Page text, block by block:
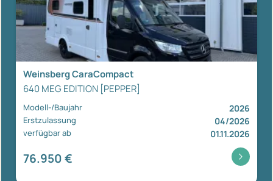
Weinsberg CaraCompact
640 MEG EDITION [PEPPER]
Modell-/Baujahr 2026
Erstzulassung 04/2026
verfügbar ab 01.11.2026
76.950 €